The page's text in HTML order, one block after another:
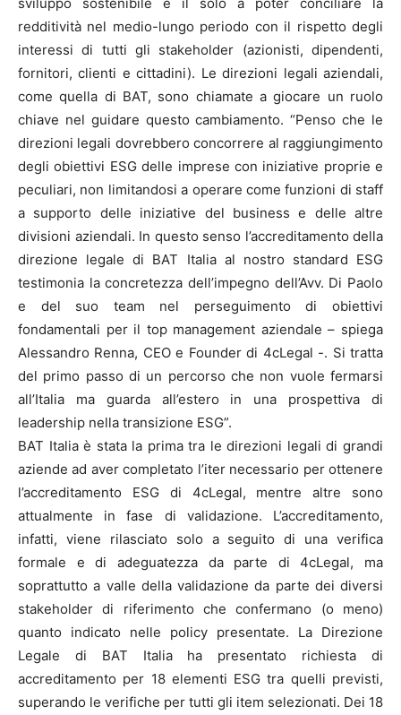
redditività nel medio-lungo periodo con il rispetto degli
interessi di tutti gli stakeholder (azionisti, dipendenti,
fornitori, clienti e cittadini). Le direzioni legali aziendali,
come quella di BAT, sono chiamate a giocare un ruolo
chiave nel guidare questo cambiamento. “Penso che le
direzioni legali dovrebbero concorrere al raggiungimento
degli obiettivi ESG delle imprese con iniziative proprie e
peculiari, non limitandosi a operare come funzioni di staff
a supporto delle iniziative del business e delle altre
divisioni aziendali. In questo senso l’accreditamento della
direzione legale di BAT Italia al nostro standard ESG
testimonia la concretezza dell’impegno dell’Avv. Di Paolo
e del suo team nel perseguimento di obiettivi
fondamentali per il top management aziendale – spiega
Alessandro Renna, CEO e Founder di 4cLegal -. Si tratta
del primo passo di un percorso che non vuole fermarsi
all’Italia ma guarda all’estero in una prospettiva di
leadership nella transizione ESG”.
BAT Italia è stata la prima tra le direzioni legali di grandi
aziende ad aver completato l’iter necessario per ottenere
l’accreditamento ESG di 4cLegal, mentre altre sono
attualmente in fase di validazione. L’accreditamento,
infatti, viene rilasciato solo a seguito di una verifica
formale e di adeguatezza da parte di 4cLegal, ma
soprattutto a valle della validazione da parte dei diversi
stakeholder di riferimento che confermano (o meno)
quanto indicato nelle policy presentate. La Direzione
Legale di BAT Italia ha presentato richiesta di
accreditamento per 18 elementi ESG tra quelli previsti,
superando le verifiche per tutti gli item selezionati. Dei 18